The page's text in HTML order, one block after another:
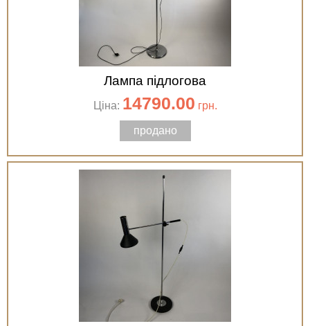
Лампа підлогова
Ціна: 14790.00 грн.
продано